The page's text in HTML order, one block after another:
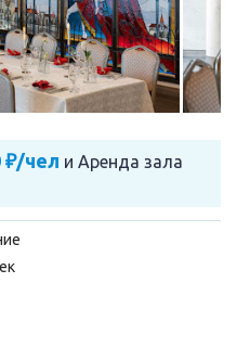
₽/чел и Аренда зала